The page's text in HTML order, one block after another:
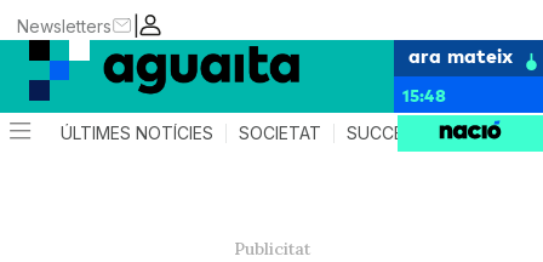
|
Newsletters
ara mateix
15:48
ÚLTIMES NOTÍCIES SOCIETAT SUCCESSOS AGENDA